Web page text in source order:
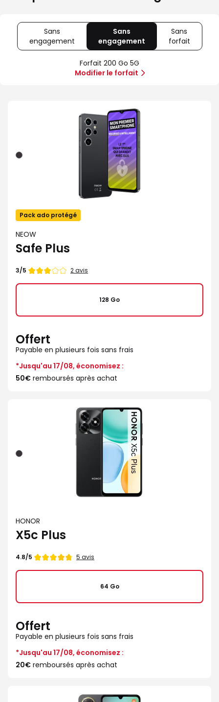
Sans
engagement
80
Go
5G
Sans
engagement
200
Sans
forfait
Sans
Forfait 200 Go 5G
Modifier le forfait
Noir
Pack ado protégé
NEOW
Safe Plus
Note
3/5 2 avis
128 Go
Offert
Payable en plusieurs fois sans frais
*Jusqu'au 17/08, économisez :
50€ remboursés après achat
Noir
HONOR
X5c Plus
Note
4.8/5 5 avis
64 Go
Offert
Payable en plusieurs fois sans frais
*Jusqu'au 17/08, économisez :
20€ remboursés après achat